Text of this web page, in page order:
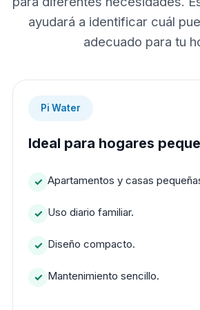
ayudará a identificar cuál
adecuado para tu
Pi Water
Ideal para hogares
Apartamentos y casas
Uso diario familiar.
Diseño compacto.
Mantenimiento sencillo.